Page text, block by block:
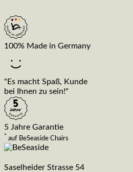
100% Made in Germany
"Es macht Spaß, Kunde
bei Ihnen zu sein!"
5 Jahre Garantie
* auf BeSeaside Chairs
Saselheider Strasse 54